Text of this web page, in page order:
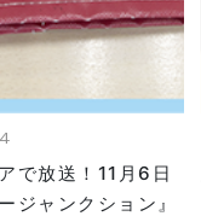
で放送！11月6日
ジャンクション』